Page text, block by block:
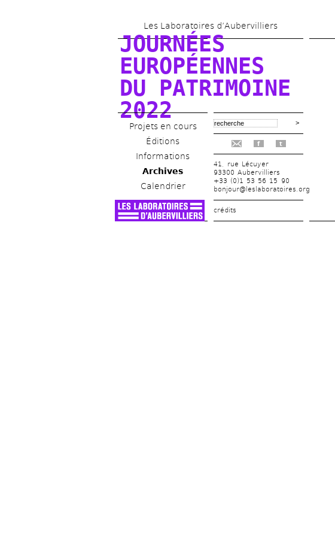
Les Laboratoires d’Aubervilliers
JOURNÉES
EUROPÉENNES
DU PATRIMOINE
2022
Projets en cours
Éditions
Informations
Archives
Calendrier
f t
41, rue Lécuyer
93300 Aubervilliers
+33 (0)1 53 56 15 90
bonjour@leslaboratoires.org
crédits